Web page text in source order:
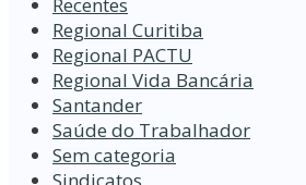
Regional Curitiba
Regional PACTU
Regional Vida Bancária
Santander
Saúde do Trabalhador
Sem categoria
Sindicatos